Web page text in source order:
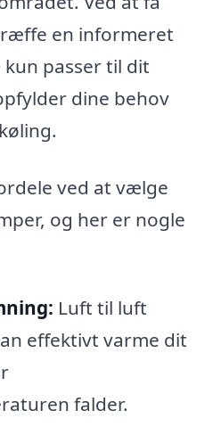
en informeret
passer til dit
dine behov
ved at vælge
og her er nogle
Luft til luft
effektivt varme dit
falder.